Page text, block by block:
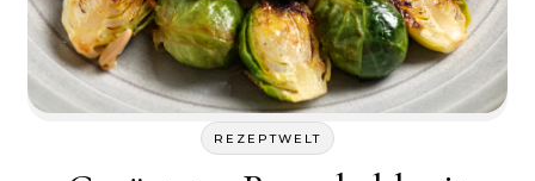
REZEPTWELT